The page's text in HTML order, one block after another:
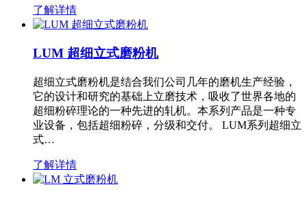
了解详情
LUM 超细立式磨粉机
超细立式磨粉机是结合我们公司几年的磨机生产经验，
它的设计和研究的基础上立磨技术，吸收了世界各地的
超细粉碎理论的一种先进的轧机。本系列产品是一种专
业设备，包括超细粉碎，分级和交付。 LUM系列超细立
式…
了解详情